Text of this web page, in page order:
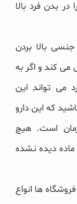
بدن فرد بالا
جنسی بالا بردن
کند و اگر به
می تواند این
که این دارو
است. هیچ
دیده نشده
ها انواع